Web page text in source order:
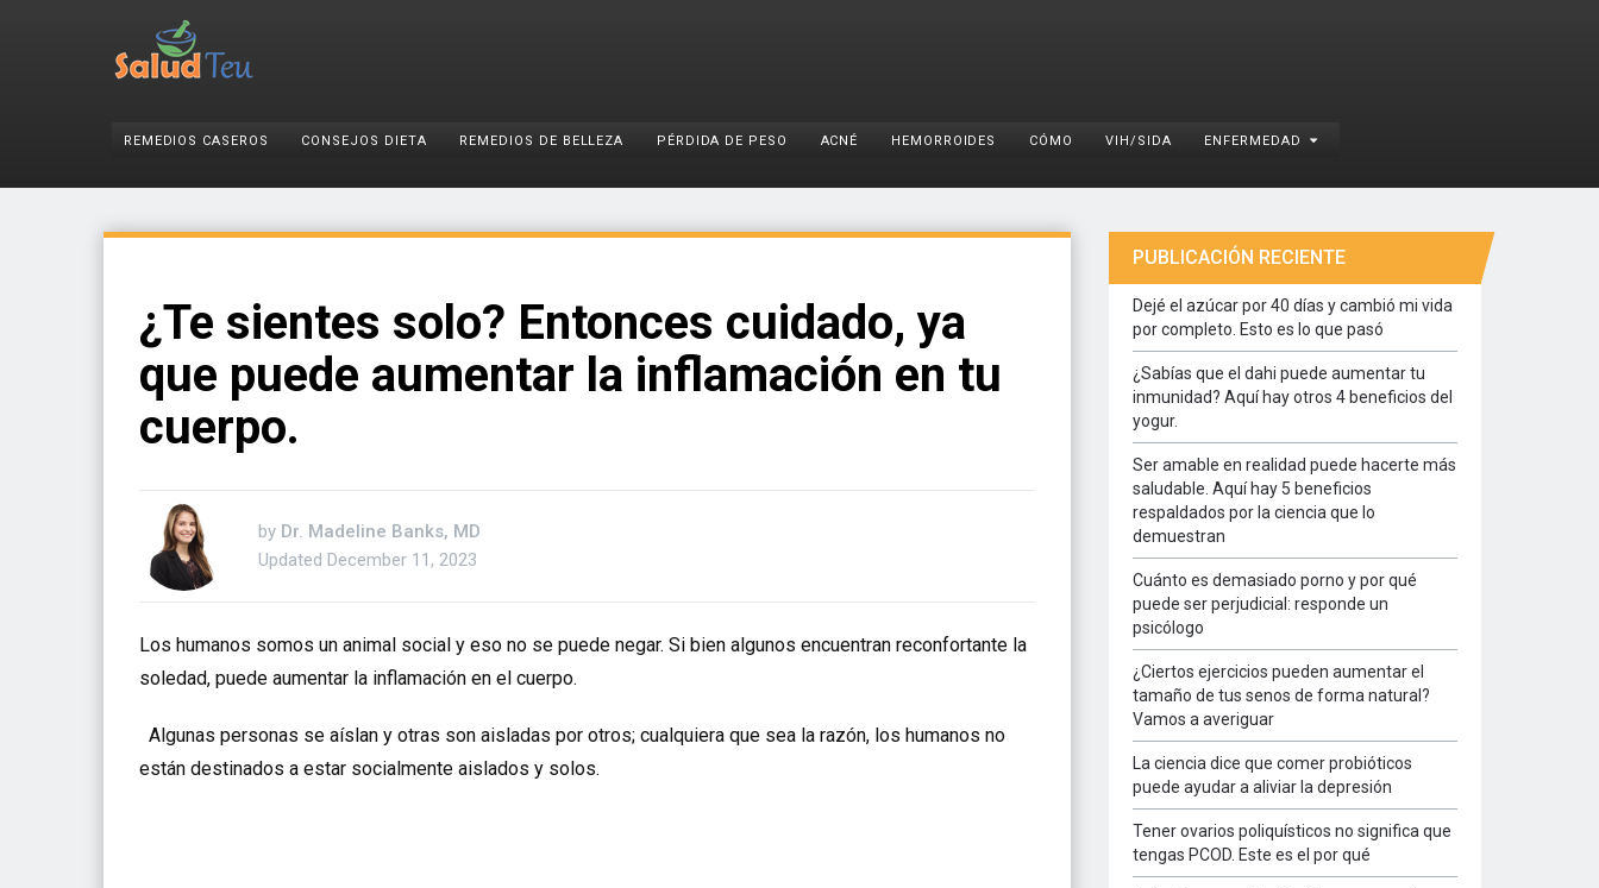
REMEDIOS CASEROS CONSEJOS DIETA REMEDIOS DE BELLEZA PÉRDIDA DE PESO ACNÉ HEMORROIDES CÓMO VIH/SIDA ENFERMEDAD
¿Te sientes solo? Entonces cuidado, ya
que puede aumentar la inflamación en tu
cuerpo.
by Dr. Madeline Banks, MD
Updated December 11, 2023
Los humanos somos un animal social y eso no se puede negar. Si bien algunos encuentran reconfortante la
soledad, puede aumentar la inflamación en el cuerpo.
Algunas personas se aíslan y otras son aisladas por otros; cualquiera que sea la razón, los humanos no
están destinados a estar socialmente aislados y solos.
PUBLICACIÓN RECIENTE
Dejé el azúcar por 40 días y cambió mi vida
por completo. Esto es lo que pasó
¿Sabías que el dahi puede aumentar tu
inmunidad? Aquí hay otros 4 beneficios del
yogur.
Ser amable en realidad puede hacerte más
saludable. Aquí hay 5 beneficios
respaldados por la ciencia que lo
demuestran
Cuánto es demasiado porno y por qué
puede ser perjudicial: responde un
psicólogo
¿Ciertos ejercicios pueden aumentar el
tamaño de tus senos de forma natural?
Vamos a averiguar
La ciencia dice que comer probióticos
puede ayudar a aliviar la depresión
Tener ovarios poliquísticos no significa que
tengas PCOD. Este es el por qué